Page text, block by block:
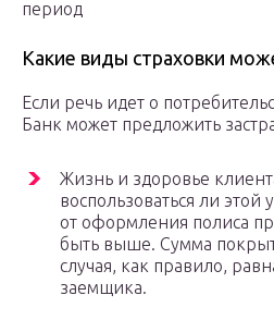
период
Какие виды страховки
Если речь идет о
Банк может предложить
Жизнь и здоровье
воспользоваться ли этой
от оформления полиса
быть выше. Сумма
случая, как правило,
заемщика.